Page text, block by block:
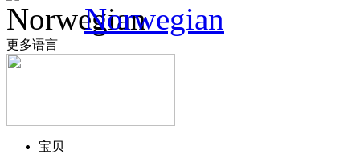
Norwegian
更多语言
宝贝